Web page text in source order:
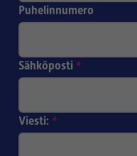
Puhelinnumero
Sähköposti *
Viesti: *